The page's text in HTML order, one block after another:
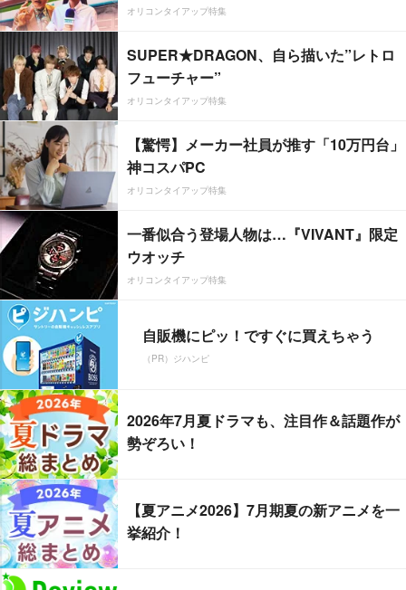
オリコンタイアップ特集
SUPER★DRAGON、自ら描いた”レトロ
フューチャー”
オリコンタイアップ特集
【驚愕】メーカー社員が推す「10万円台」
神コスパPC
オリコンタイアップ特集
一番似合う登場人物は…『VIVANT』限定
ウオッチ
オリコンタイアップ特集
自販機にピッ！ですぐに買えちゃう
（PR）ジハンピ
2026年7月夏ドラマも、注目作＆話題作が
勢ぞろい！
【夏アニメ2026】7月期夏の新アニメを一
挙紹介！